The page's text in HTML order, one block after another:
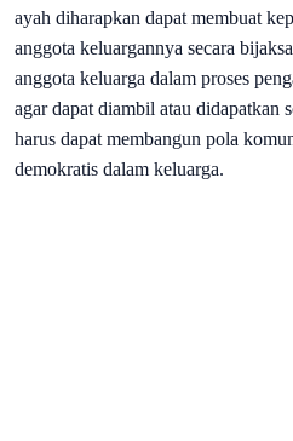
ayah diharapkan dapat membuat
anggota keluargannya secara
anggota keluarga dalam proses
agar dapat diambil atau didapatkan
harus dapat membangun pola
demokratis dalam keluarga.